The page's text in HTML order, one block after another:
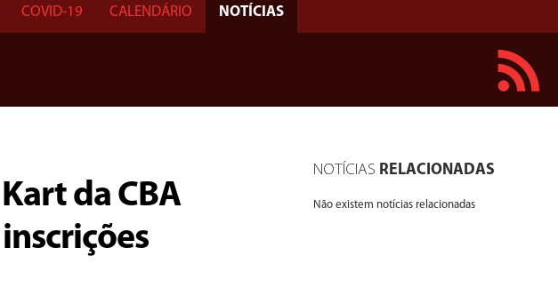
COVID-19 CALENDÁRIO NOTÍCIAS
da CBA
NOTÍCIAS RELACIONADAS
Não existem notícias relacionadas